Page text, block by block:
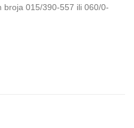
broja 015/390-557 ili 060/0-